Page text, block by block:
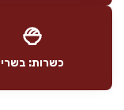
כשרות: בשרי